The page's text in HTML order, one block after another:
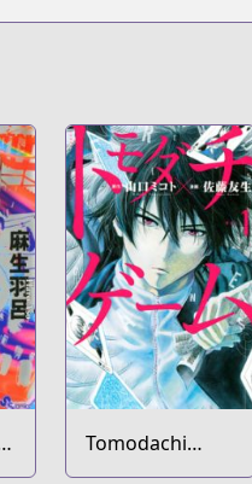
Tomodachi
Game